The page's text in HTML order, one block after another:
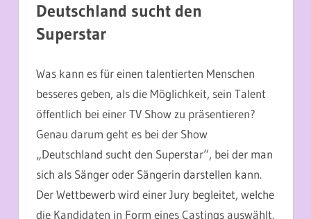
Deutschland sucht den
Superstar
Was kann es für einen talentierten Menschen
besseres geben, als die Möglichkeit, sein Talent
öffentlich bei einer TV Show zu präsentieren?
Genau darum geht es bei der Show
„Deutschland sucht den Superstar“, bei der man
sich als Sänger oder Sängerin darstellen kann.
Der Wettbewerb wird einer Jury begleitet, welche
die Kandidaten in Form eines Castings auswählt.